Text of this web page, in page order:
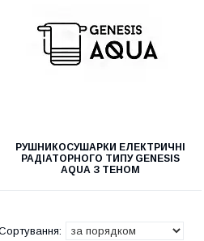
РУШНИКОСУШАРКИ ЕЛЕКТРИЧНІ
РАДІАТОРНОГО ТИПУ GENESIS
AQUA З ТЕНОМ